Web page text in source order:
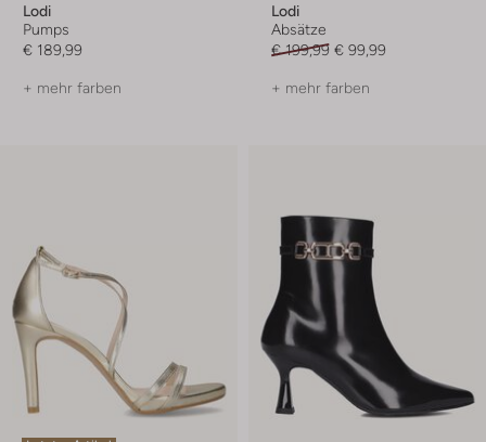
Lodi
Pumps
€ 189,99
+ mehr farben
Lodi
Absätze
€ 199,99 € 99,99
+ mehr farben